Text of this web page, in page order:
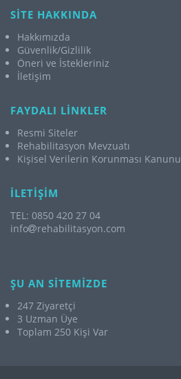
SİTE HAKKINDA
Hakkımızda
Güvenlik/Gizlilik
Öneri ve İstekleriniz
İletişim
FAYDALI LİNKLER
Resmi Siteler
Rehabilitasyon Mevzuatı
Kişisel Verilerin Korunması Kanunu
İLETİŞİM
TEL: 0850 420 27 04
info
rehabilitasyon.com
ŞU AN SİTEMİZDE
247 Ziyaretçi
3 Uzman Üye
Toplam 250 Kişi Var